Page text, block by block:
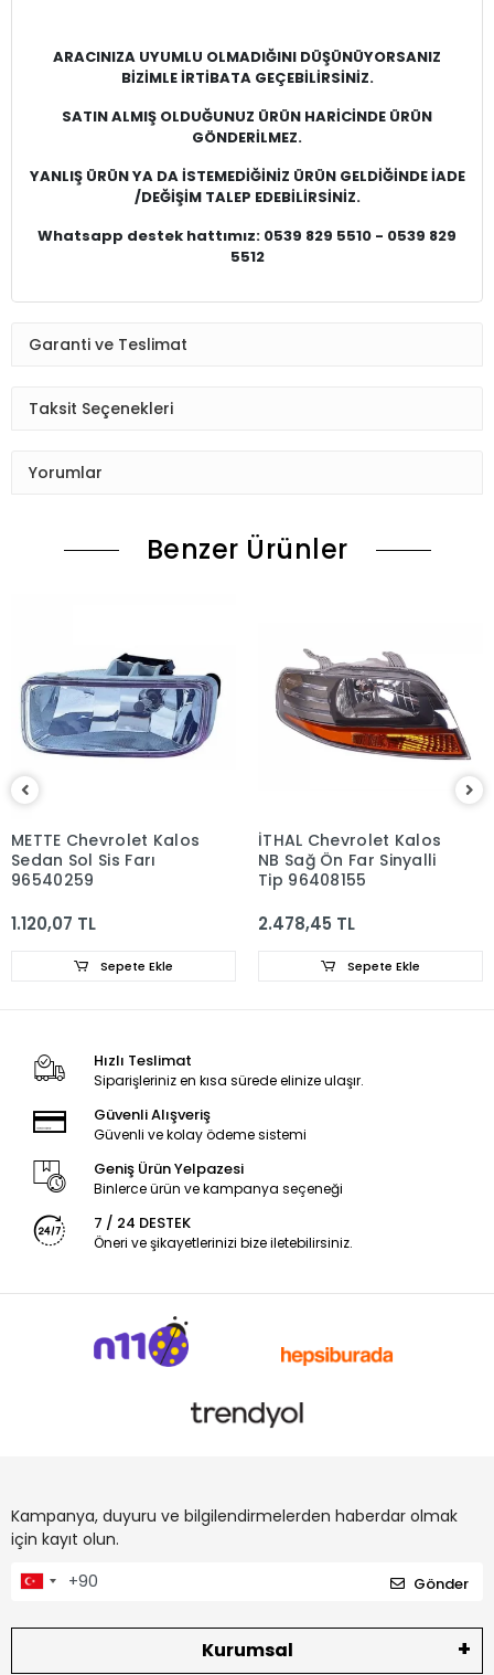
ARACINIZA UYUMLU OLMADIĞINI DÜŞÜNÜYORSANIZ
BİZİMLE İRTİBATA GEÇEBİLİRSİNİZ.
SATIN ALMIŞ OLDUĞUNUZ ÜRÜN HARİCİNDE ÜRÜN
GÖNDERİLMEZ.
YANLIŞ ÜRÜN YA DA İSTEMEDİĞİNİZ ÜRÜN GELDİĞİNDE İADE
/DEĞİŞİM TALEP EDEBİLİRSİNİZ.
Whatsapp destek hattımız: 0539 829 5510 - 0539 829
5512
Garanti ve Teslimat
Taksit Seçenekleri
Yorumlar
Benzer Ürünler
METTE Chevrolet Kalos
Sedan Sol Sis Farı
96540259
1.120,07 TL
Sepete Ekle
İTHAL Chevrolet Kalos
NB Sağ Ön Far Sinyalli
Tip 96408155
2.478,45 TL
Sepete Ekle
Hızlı Teslimat
Siparişleriniz en kısa sürede elinize ulaşır.
Güvenli Alışveriş
Güvenli ve kolay ödeme sistemi
Geniş Ürün Yelpazesi
Binlerce ürün ve kampanya seçeneği
7 / 24 DESTEK
Öneri ve şikayetlerinizi bize iletebilirsiniz.
Kampanya, duyuru ve bilgilendirmelerden haberdar olmak
için kayıt olun.
Gönder
Kurumsal